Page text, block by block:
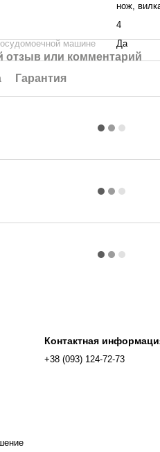
нож,
4
машине
Да
отзыв или комментарий
Гарантия
Контактная
+38 (093) 124-72-73